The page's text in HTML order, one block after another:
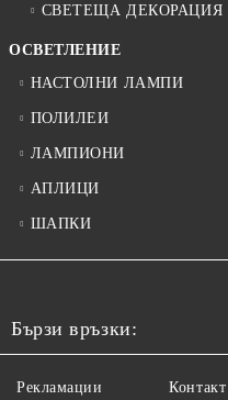
СВЕТЕЩА ДЕКОРАЦИЯ
ОСВЕТЛЕНИЕ
НАСТОЛНИ ЛАМПИ
ПОЛИЛЕИ
ЛАМПИОНИ
АПЛИЦИ
ШАПКИ
Бързи връзки:
Рекламации Контакт